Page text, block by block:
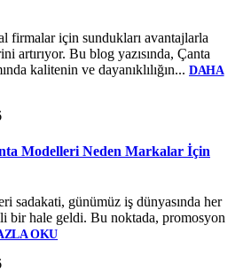
firmalar için sundukları avantajlarla
artırıyor. Bu blog yazısında, Çanta
kalitenin ve dayanıklılığın... DAHA
Modelleri Neden Markalar İçin
sadakati, günümüz iş dünyasında her
bir hale geldi. Bu noktada, promosyon
OKU